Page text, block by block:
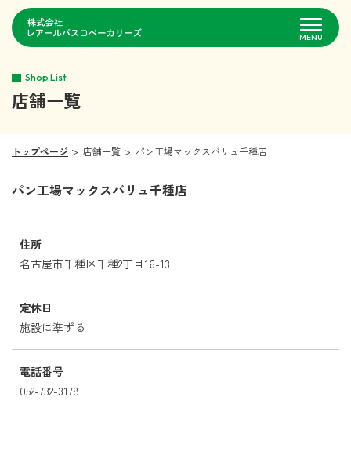
MENU
企業情報
お問い合わせ
Shop List
店舗一覧
トップページ 店舗一覧 パン工場マックスバリュ千種店
パン工場マックスバリュ千種店
住所
名古屋市千種区千種2丁目16-13
定休日
施設に準ずる
電話番号
052-732-3178